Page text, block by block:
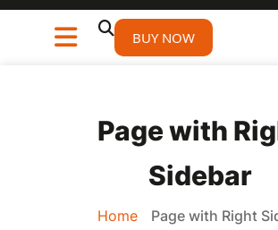
BUY NOW
Page with
Sidebar
Home Page with Right